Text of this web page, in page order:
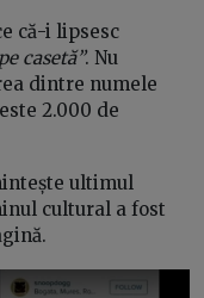
că-i lipsesc
casetă”. Nu
dintre numele
2.000 de
ultimul
cultural a fost